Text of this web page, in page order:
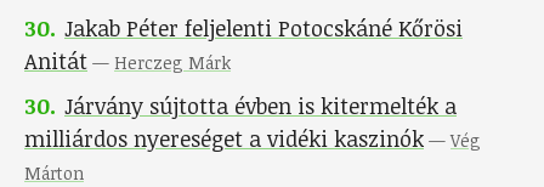
30. Jakab Péter feljelenti Potocskáné Kőrösi
Anitát — Herczeg Márk
30. Járvány sújtotta évben is kitermelték a
milliárdos nyereséget a vidéki kaszinók —Vég
Márton